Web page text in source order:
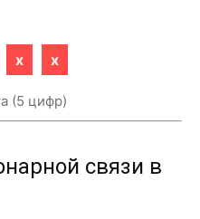
x x
(5 цифр)
связи в